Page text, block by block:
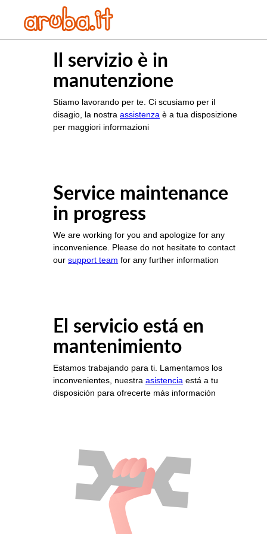
Il servizio è in
manutenzione
Stiamo lavorando per te. Ci scusiamo per il
disagio, la nostra assistenza è a tua disposizione
per maggiori informazioni
Service maintenance
in progress
We are working for you and apologize for any
inconvenience. Please do not hesitate to contact
our support team for any further information
El servicio está en
mantenimiento
Estamos trabajando para ti. Lamentamos los
inconvenientes, nuestra asistencia está a tu
disposición para ofrecerte más información